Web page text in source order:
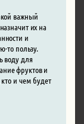
важный
их на
и
то пользу.
воду для
фруктов и
и чем будет